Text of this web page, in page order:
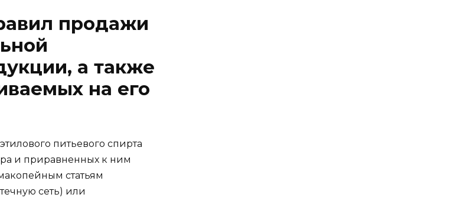
продажи
а также
на его
питьевого спирта
и приравненных к ним
статьям
сеть) или